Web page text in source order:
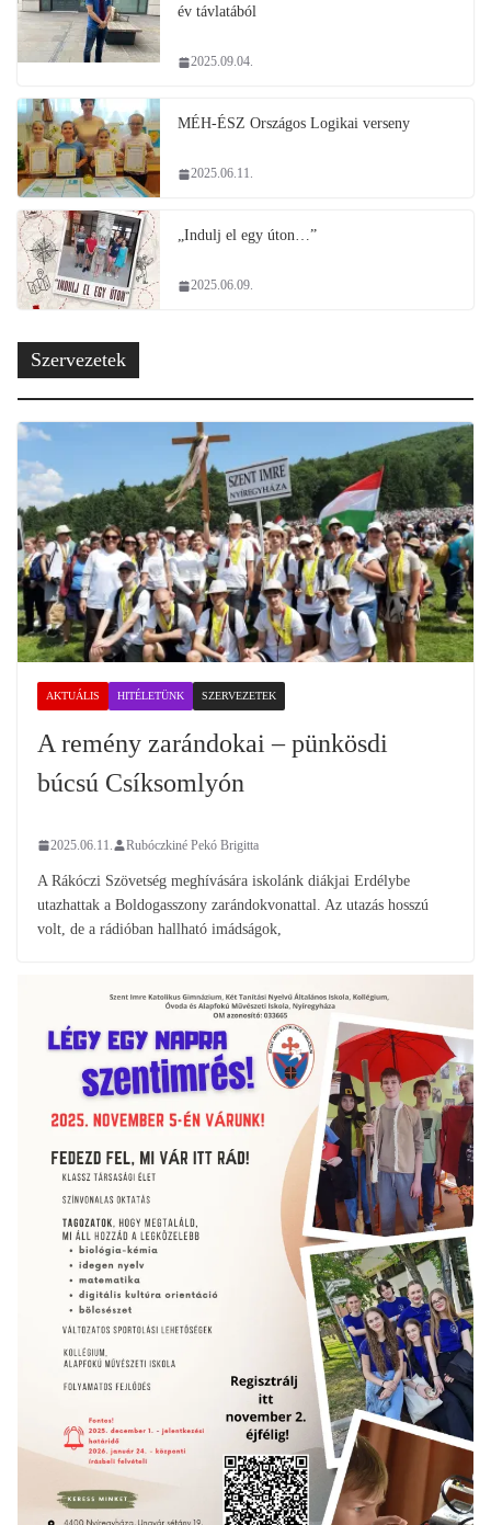
év távlatából
2025.09.04.
MÉH-ÉSZ Országos Logikai verseny
2025.06.11.
„Indulj el egy úton…”
2025.06.09.
Szervezetek
AKTUÁLIS HITÉLETÜNK SZERVEZETEK
A remény zarándokai – pünkösdi
búcsú Csíksomlyón
2025.06.11. Rubóczkiné Pekó Brigitta
A Rákóczi Szövetség meghívására iskolánk diákjai Erdélybe
utazhattak a Boldogasszony zarándokvonattal. Az utazás hosszú
volt, de a rádióban hallható imádságok,